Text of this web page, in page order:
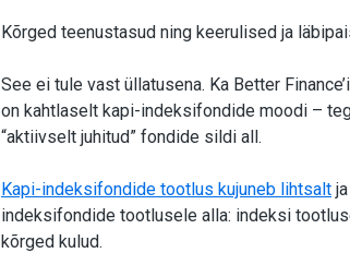
Kõrged teenustasud ning keerulised ja
See ei tule vast üllatusena. Ka Better
on kahtlaselt kapi-indeksifondide moodi –
“aktiivselt juhitud” fondide sildi all.
Kapi-indeksifondide tootlus kujuneb lihtsalt
indeksifondide tootlusele alla: indeksi
kõrged kulud.